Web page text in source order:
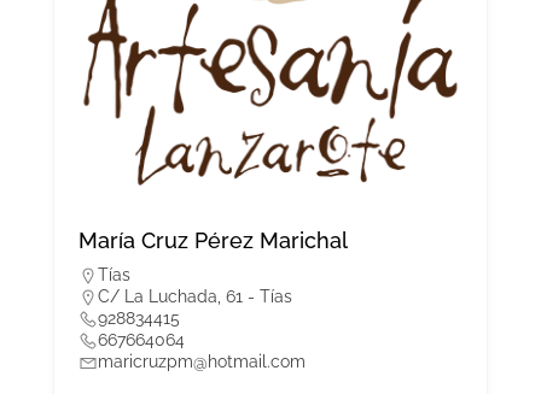
María Cruz Pérez Marichal
Tías
C/ La Luchada, 61 - Tías
928834415
667664064
maricruzpm@hotmail.com